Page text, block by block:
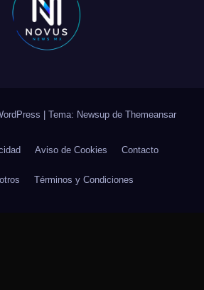
Tema: Newsup de Themeansar
Aviso de Cookies Contacto
Términos y Condiciones